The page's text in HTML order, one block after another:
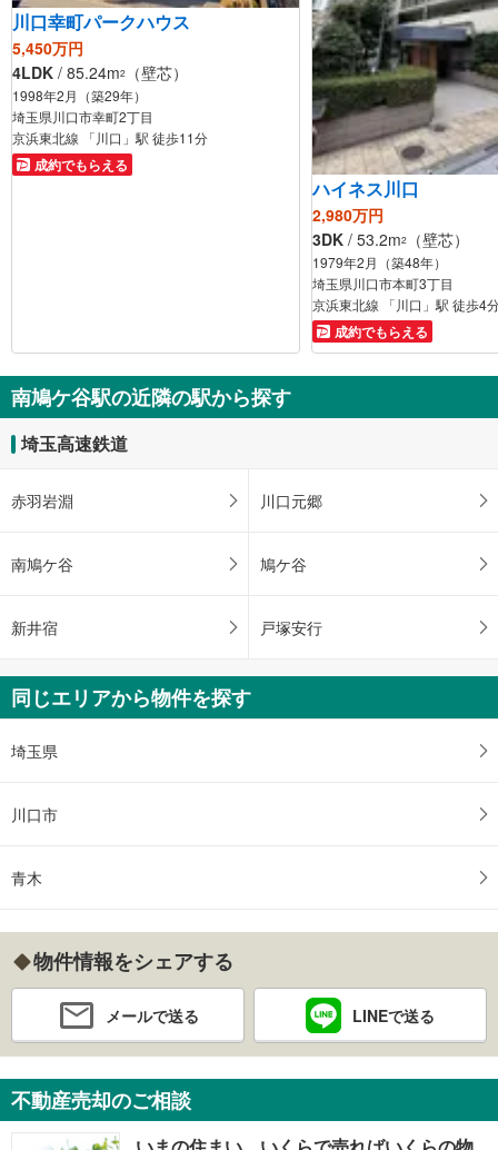
川口幸町パークハウス
5,450万円
4LDK / 85.24m2 （壁芯）
1998年2月（築29年）
埼玉県川口市幸町2丁目
京浜東北線 「川口」駅 徒歩11分
成約でもらえる
ハイネス川口
2,980万円
3DK / 53.2m2 （壁芯）
1979年2月（築48年）
埼玉県川口市本町3丁目
京浜東北線 「川口」駅 徒歩4
成約でもらえる
南鳩ケ谷駅の近隣の駅から探す
埼玉高速鉄道
赤羽岩淵 川口元郷
南鳩ケ谷 鳩ケ谷
新井宿 戸塚安行
同じエリアから物件を探す
埼玉県
川口市
青木
物件情報をシェアする
メールで送る LINEで送る
不動産売却のご相談